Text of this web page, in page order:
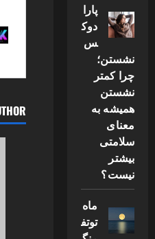
پارا
دوک
س
نشستن؛
چرا کمتر
نشستن
همیشه به
معنای
سلامتی
بیشتر
نیست؟
ماه
توتف